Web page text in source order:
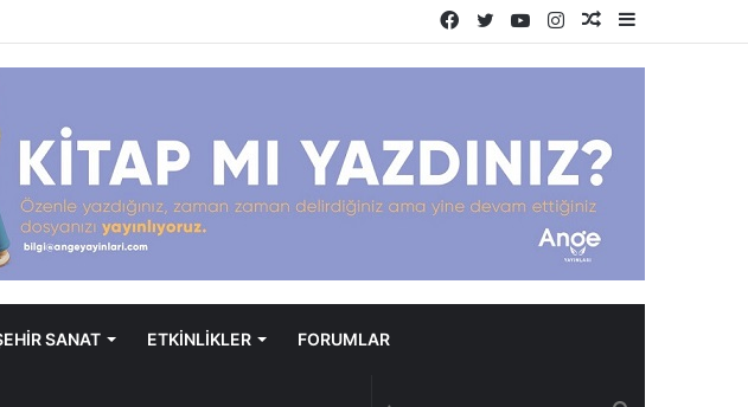
Kenar
Rastgele
Instagram
YouTube
Twitter
Facebook
SANAT ETKİNLİKLER FORUMLAR